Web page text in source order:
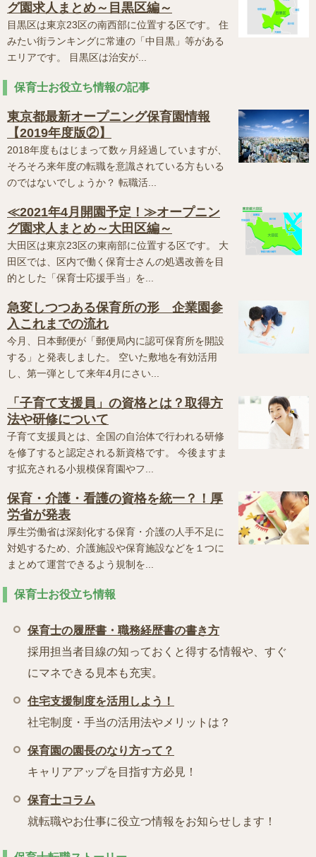
グ園求人まとめ～目黒区編～
目黒区は東京23区の南西部に位置する区です。 住
みたい街ランキングに常連の「中目黒」等がある
エリアです。 目黒区は治安が...
保育士お役立ち情報の記事
東京都最新オープニング保育園情報
【2019年度版②】
2018年度もはじまって数ヶ月経過していますが、
そろそろ来年度の転職を意識されている方もいる
のではないでしょうか？ 転職活...
≪2021年4月開園予定！≫オープニン
グ園求人まとめ～大田区編～
大田区は東京23区の東南部に位置する区です。 大
田区では、区内で働く保育士さんの処遇改善を目
的とした「保育士応援手当」を...
急変しつつある保育所の形 企業園参
入これまでの流れ
今月、日本郵便が「郵便局内に認可保育所を開設
する」と発表しました。 空いた敷地を有効活用
し、第一弾として来年4月にさい...
「子育て支援員」の資格とは？取得方
法や研修について
子育て支援員とは、全国の自治体で行われる研修
を修了すると認定される新資格です。 今後ますま
す拡充される小規模保育園やフ...
保育・介護・看護の資格を統一？！厚
労省が発表
厚生労働省は深刻化する保育・介護の人手不足に
対処するため、介護施設や保育施設などを１つに
まとめて運営できるよう規制を...
保育士お役立ち情報
保育士の履歴書・職務経歴書の書き方
採用担当者目線の知っておくと得する情報や、すぐ
にマネできる見本も充実。
住宅支援制度を活用しよう！
社宅制度・手当の活用法やメリットは？
保育園の園長のなり方って？
キャリアアップを目指す方必見！
保育士コラム
就転職やお仕事に役立つ情報をお知らせします！